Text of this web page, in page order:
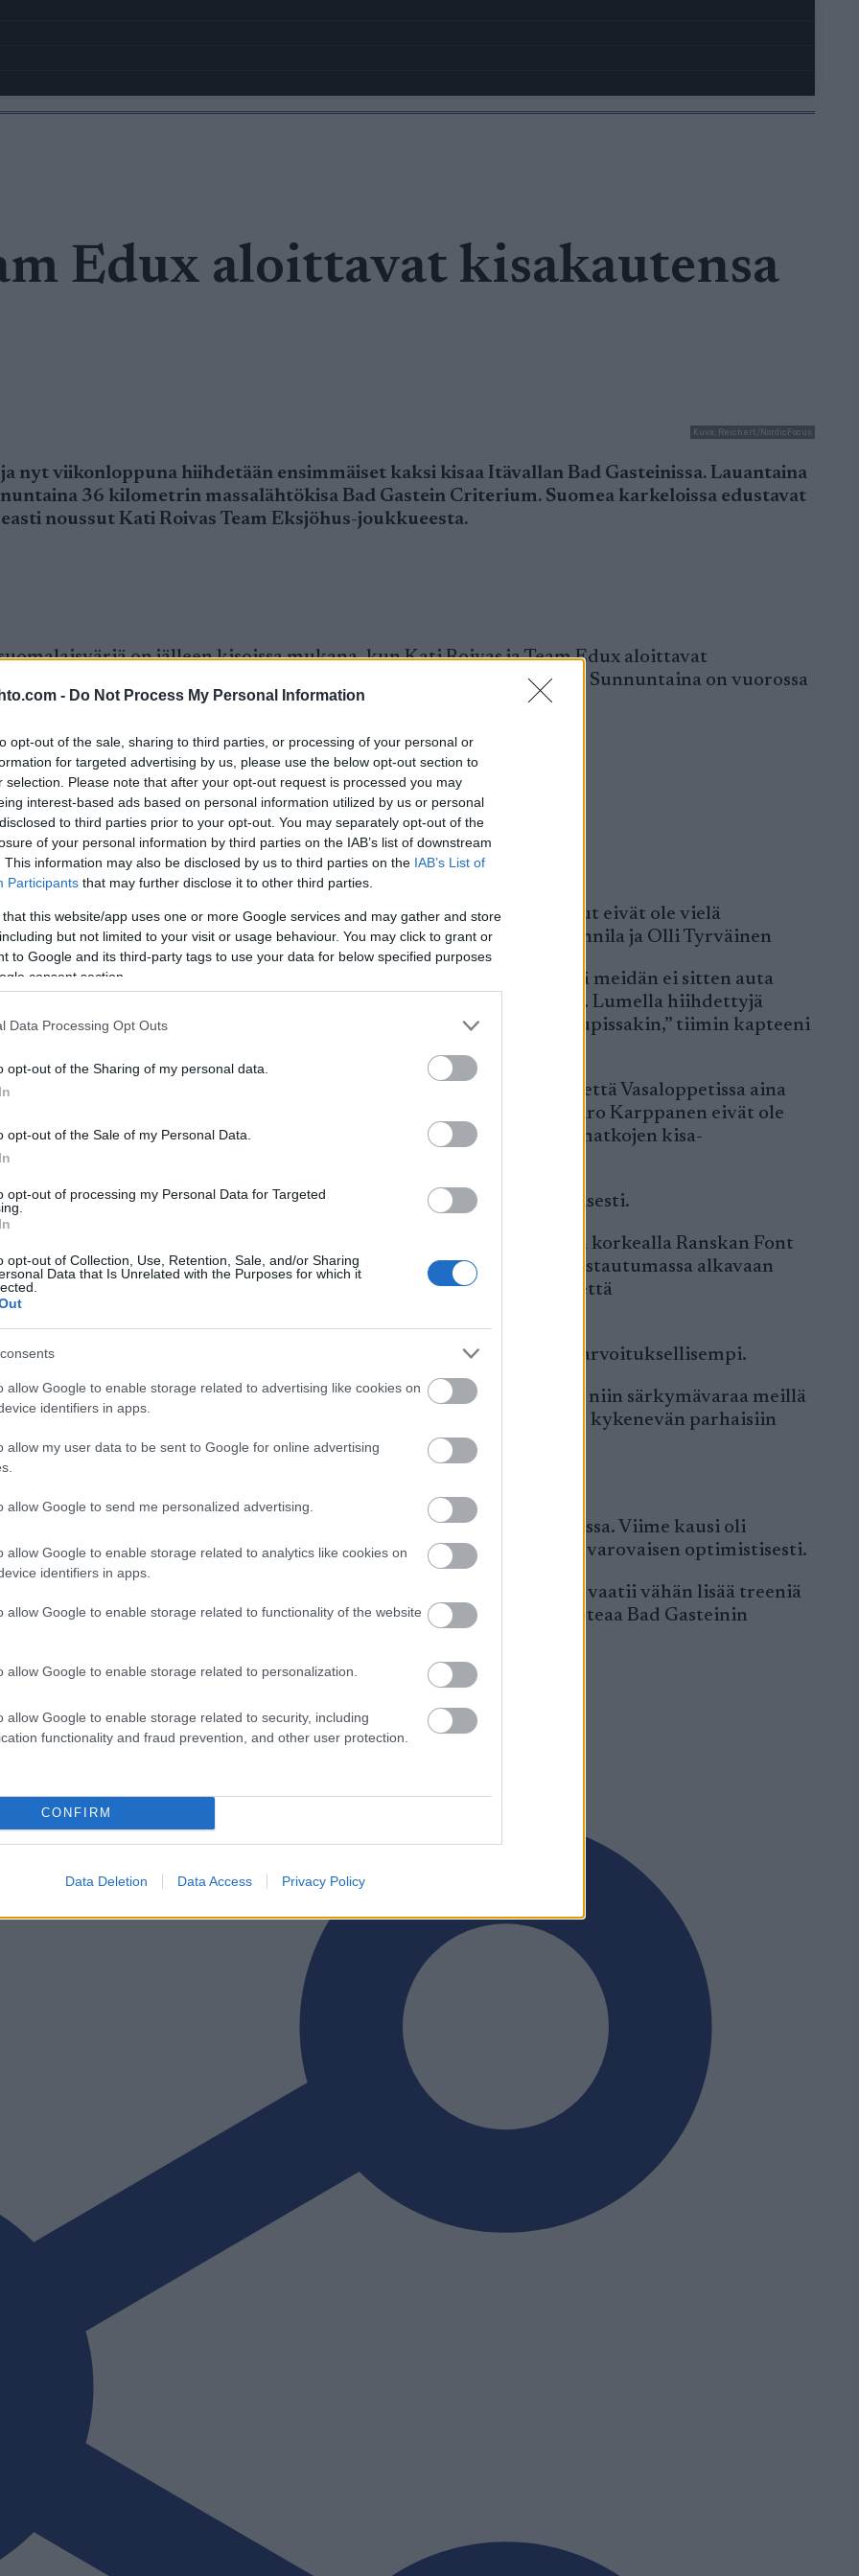
- Do Not Process My Personal Information
opt-out of the sale, sharing to third parties, or processing of your personal or
for targeted advertising by us, please use the below opt-out section to
selection. Please note that after your opt-out request is processed you may
interest-based ads based on personal information utilized by us or personal
to third parties prior to your opt-out. You may separately opt-out of the
of your personal information by third parties on the IAB’s list of downstream
This information may also be disclosed by us to third parties on the IAB’s List of
Participants that may further disclose it to other third parties.
that this website/app uses one or more Google services and may gather and store
but not limited to your visit or usage behaviour. You may click to grant or
to Google and its third-party tags to use your data for below specified purposes
consent section.
Data Processing Opt Outs
opt-out of the Sharing of my personal data.
opt-out of the Sale of my Personal Data.
opt-out of processing my Personal Data for Targeted
opt-out of Collection, Use, Retention, Sale, and/or Sharing
Data that Is Unrelated with the Purposes for which it
allow Google to enable storage related to advertising like cookies on
identifiers in apps.
allow my user data to be sent to Google for online advertising
allow Google to send me personalized advertising.
allow Google to enable storage related to analytics like cookies on
identifiers in apps.
allow Google to enable storage related to functionality of the website
allow Google to enable storage related to personalization.
allow Google to enable storage related to security, including
functionality and fraud prevention, and other user protection.
CONFIRM
Data Deletion Data Access Privacy Policy
Edux aloittavat kisakautensa
Kuva: Reichert/NordicFocus
nyt viikonloppuna hiihdetään ensimmäiset kaksi kisaa Itävallan Bad Gasteinissa. Lauantaina
36 kilometrin massalähtökisa Bad Gastein Criterium. Suomea karkeloissa edustavat
noussut Kati Roivas Team Eksjöhus-joukkueesta.
on jälleen kisoissa mukana, kun Kati Roivas ja Team Edux aloittavat
ensimmäinen kisa Pro Team Tempo, joka on joukkuekilpailu. Sunnuntaina on vuorossa
kautta normaalia lyhyempänä matkana.
Kuva: Team Edux
uuteen kauteen pyrkien nostamaan tasoaan, mutta kaikki paukut eivät ole vielä
kisoissa Ella Noora Haapalehto, Sofia Lindberg, Lauri Mannila ja Olli Tyrväinen
jäävämme ainoaksi kotimaiseksi tiimiksi sarjassa päätimme että meidän ei sitten auta
mennyt hyvin, ja Laurilta nähtiin kovia hiihtoja kesän rullakisoissa. Lumella hiihdettyjä
Nooraa lukuunottamatta. Hän ehti käymään jo Rukan maailmancupissakin,” tiimin kapteeni
takia lähde viikonlopun kisoihin, mutta tarkoitus on, että Vasaloppetissa aina
Myös Emmi Lämsä ja viidenkympin SM-kultamitalisti Miro Karppanen eivät ole
nähdään mahdollisesti tammikuun kisoissa riippuen normaalimatkojen kisa-
harjoittelua ohjelmassa ja myös voidetestausta on tehty aktiivisesti.
joulukuun alusta. Hän vietti myös Isacin kanssa koko lokakuun korkealla Ranskan Font
kisaamaan korkealla. Voitelutiimi on myös ollut Livgnossa valmistautumassa alkavaan
olisi mukava puhua enemmänkin, mutta sanotaan että
olleet vakuuttavia.”
selkeän suunnan lauantaille, mutta sunnuntain kisa on hieman arvoituksellisempi.
sijoitusta. Kun aika otetaan toisesta miehestä ja toisesta naisesta niin särkymävaraa meillä
on hankalampi sanoa, mutta uskon koko porukan kykenevän parhaisiin
myös Kati Roivas, vaikka hiihtääkin ruotsalaisessa joukkueessa. Viime kausi oli
ongelmat on nyt selätetty ja hiihtäjä lähtee uuteen kauteen varovaisen optimistisesti.
On kiva olla taas takaisin Ski Classics-kisoissa. Vielä varmasti vaatii vähän lisää treeniä
sitten tammikuussa tarkemmin tulostavoitteita,” Kati Roivas toteaa Bad Gasteinin
tähyten jo ensi talveen
-sivustolta.